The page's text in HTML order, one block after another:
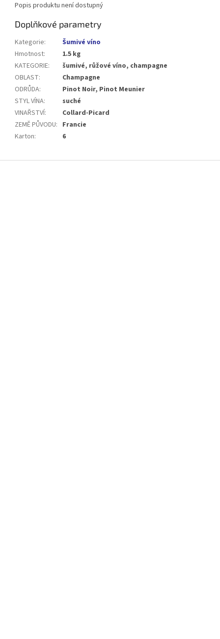
Popis produktu není dostupný
Doplňkové parametry
Kategorie:
Šumivé víno
Hmotnost:
1.5 kg
KATEGORIE:
šumivé, růžové víno, champagne
OBLAST:
Champagne
ODRŮDA:
Pinot Noir, Pinot Meunier
STYL VÍNA:
suché
VINAŘSTVÍ:
Collard-Picard
ZEMĚ PŮVODU: Francie
Karton: 6